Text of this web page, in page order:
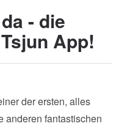
- die
App!
der ersten, alles
anderen fantastischen